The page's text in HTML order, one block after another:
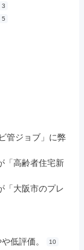
3
5
管ジョブ」に弊
「高齢者住宅新
「大阪市のプレ
低評価。
10